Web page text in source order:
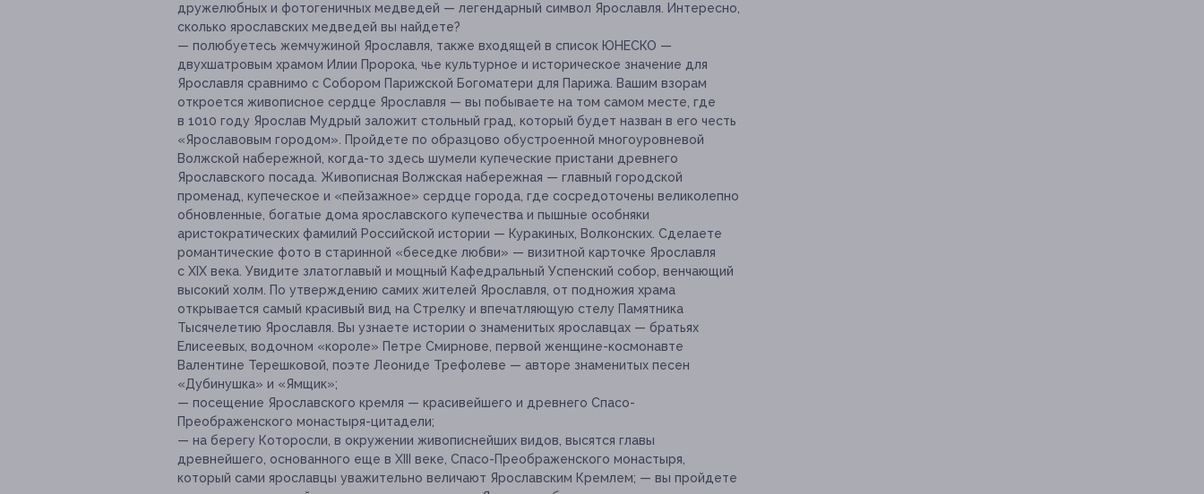
дружелюбных и фотогеничных медведей — легендарный символ Ярославля. Интересно,
сколько ярославских медведей вы найдете?
— полюбуетесь жемчужиной Ярославля, также входящей в список ЮНЕСКО —
двухшатровым храмом Илии Пророка, чье культурное и историческое значение для
Ярославля сравнимо с Собором Парижской Богоматери для Парижа. Вашим взорам
откроется живописное сердце Ярославля — вы побываете на том самом месте, где
в 1010 году Ярослав Мудрый заложит стольный град, который будет назван в его честь
«Ярославовым городом». Пройдете по образцово обустроенной многоуровневой
Волжской набережной, когда-то здесь шумели купеческие пристани древнего
Ярославского посада. Живописная Волжская набережная — главный городской
променад, купеческое и «пейзажное» сердце города, где сосредоточены великолепно
обновленные, богатые дома ярославского купечества и пышные особняки
аристократических фамилий Российской истории — Куракиных, Волконских. Сделаете
романтические фото в старинной «беседке любви» — визитной карточке Ярославля
с XIX века. Увидите златоглавый и мощный Кафедральный Успенский собор, венчающий
высокий холм. По утверждению самих жителей Ярославля, от подножия храма
открывается самый красивый вид на Стрелку и впечатляющую стелу Памятника
Тысячелетию Ярославля. Вы узнаете истории о знаменитых ярославцах — братьях
Елисеевых, водочном «короле» Петре Смирнове, первой женщине-космонавте
Валентине Терешковой, поэте Леониде Трефолеве — авторе знаменитых песен
«Дубинушка» и «Ямщик»;
— посещение Ярославского кремля — красивейшего и древнего Спасо-
Преображенского монастыря-цитадели;
— на берегу Которосли, в окружении живописнейших видов, высятся главы
древнейшего, основанного еще в XIII веке, Спасо-Преображенского монастыря,
который сами ярославцы уважительно величают Ярославским Кремлем; — вы пройдете